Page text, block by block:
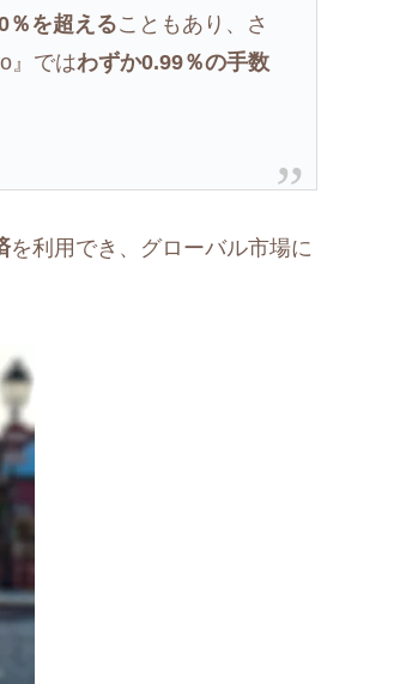
％を超えることもあり、さ
』ではわずか0.99％の手数
を利用でき、グローバル市場に